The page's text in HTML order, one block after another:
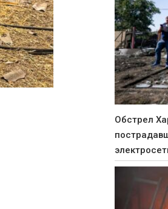
Обстрел